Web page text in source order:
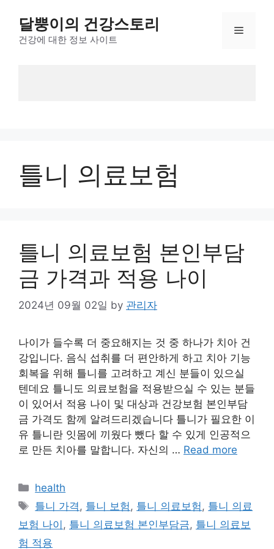
content
달뿡이의 건강스토리
건강에 대한 정보 사이트
Menu
틀니 의료보험
틀니 의료보험 본인부담
금 가격과 적용 나이
2024년 09월 02일 by 관리자
나이가 들수록 더 중요해지는 것 중 하나가 치아 건
강입니다. 음식 섭취를 더 편안하게 하고 치아 기능
회복을 위해 틀니를 고려하고 계신 분들이 있으실
텐데요 틀니도 의료보험을 적용받으실 수 있는 분들
이 있어서 적용 나이 및 대상과 건강보험 본인부담
금 가격도 함께 알려드리겠습니다 틀니가 필요한 이
유 틀니란 잇몸에 끼웠다 뺐다 할 수 있게 인공적으
로 만든 치아를 말합니다. 자신의 … Read more
Categories
health
Tags
틀니 가격 , 틀니 보험 , 틀니 의료보험 , 틀니 의료
보험 나이 , 틀니 의료보험 본인부담금, 틀니 의료보
험 적용